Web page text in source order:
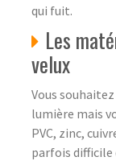
qui fuit.
Les
velux
Vous
lumière mais
PVC, zinc,
parfois difficile